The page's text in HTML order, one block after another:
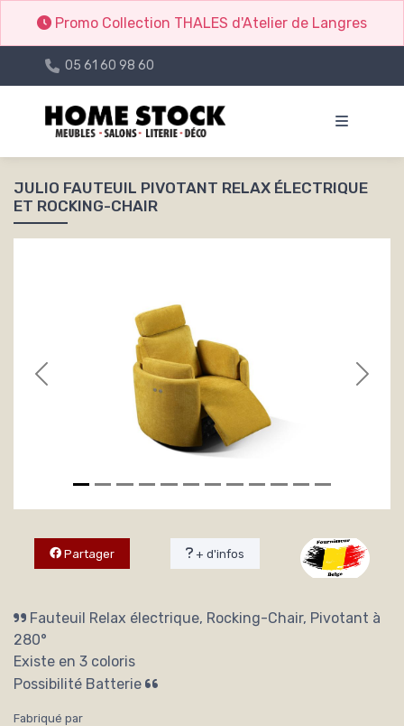
Promo Collection THALES d'Atelier de Langres
05 61 60 98 60
JULIO FAUTEUIL PIVOTANT RELAX ÉLECTRIQUE
ET ROCKING-CHAIR
Partager + d'infos
Fauteuil Relax électrique, Rocking-Chair, Pivotant à
280°
Existe en 3 coloris
Possibilité Batterie
Fabriqué par